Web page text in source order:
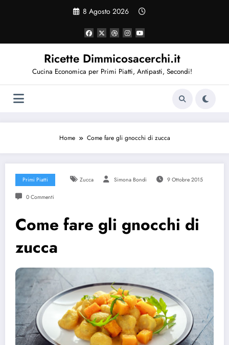
8 Agosto 2026
Ricette Dimmicosacerchi.it
Cucina Economica per Primi Piatti, Antipasti, Secondi!
Home Come fare gli gnocchi di zucca
Primi Piatti Zucca Simona Bondi 9 Ottobre 2015
0 Commenti
Come fare gli gnocchi di
zucca